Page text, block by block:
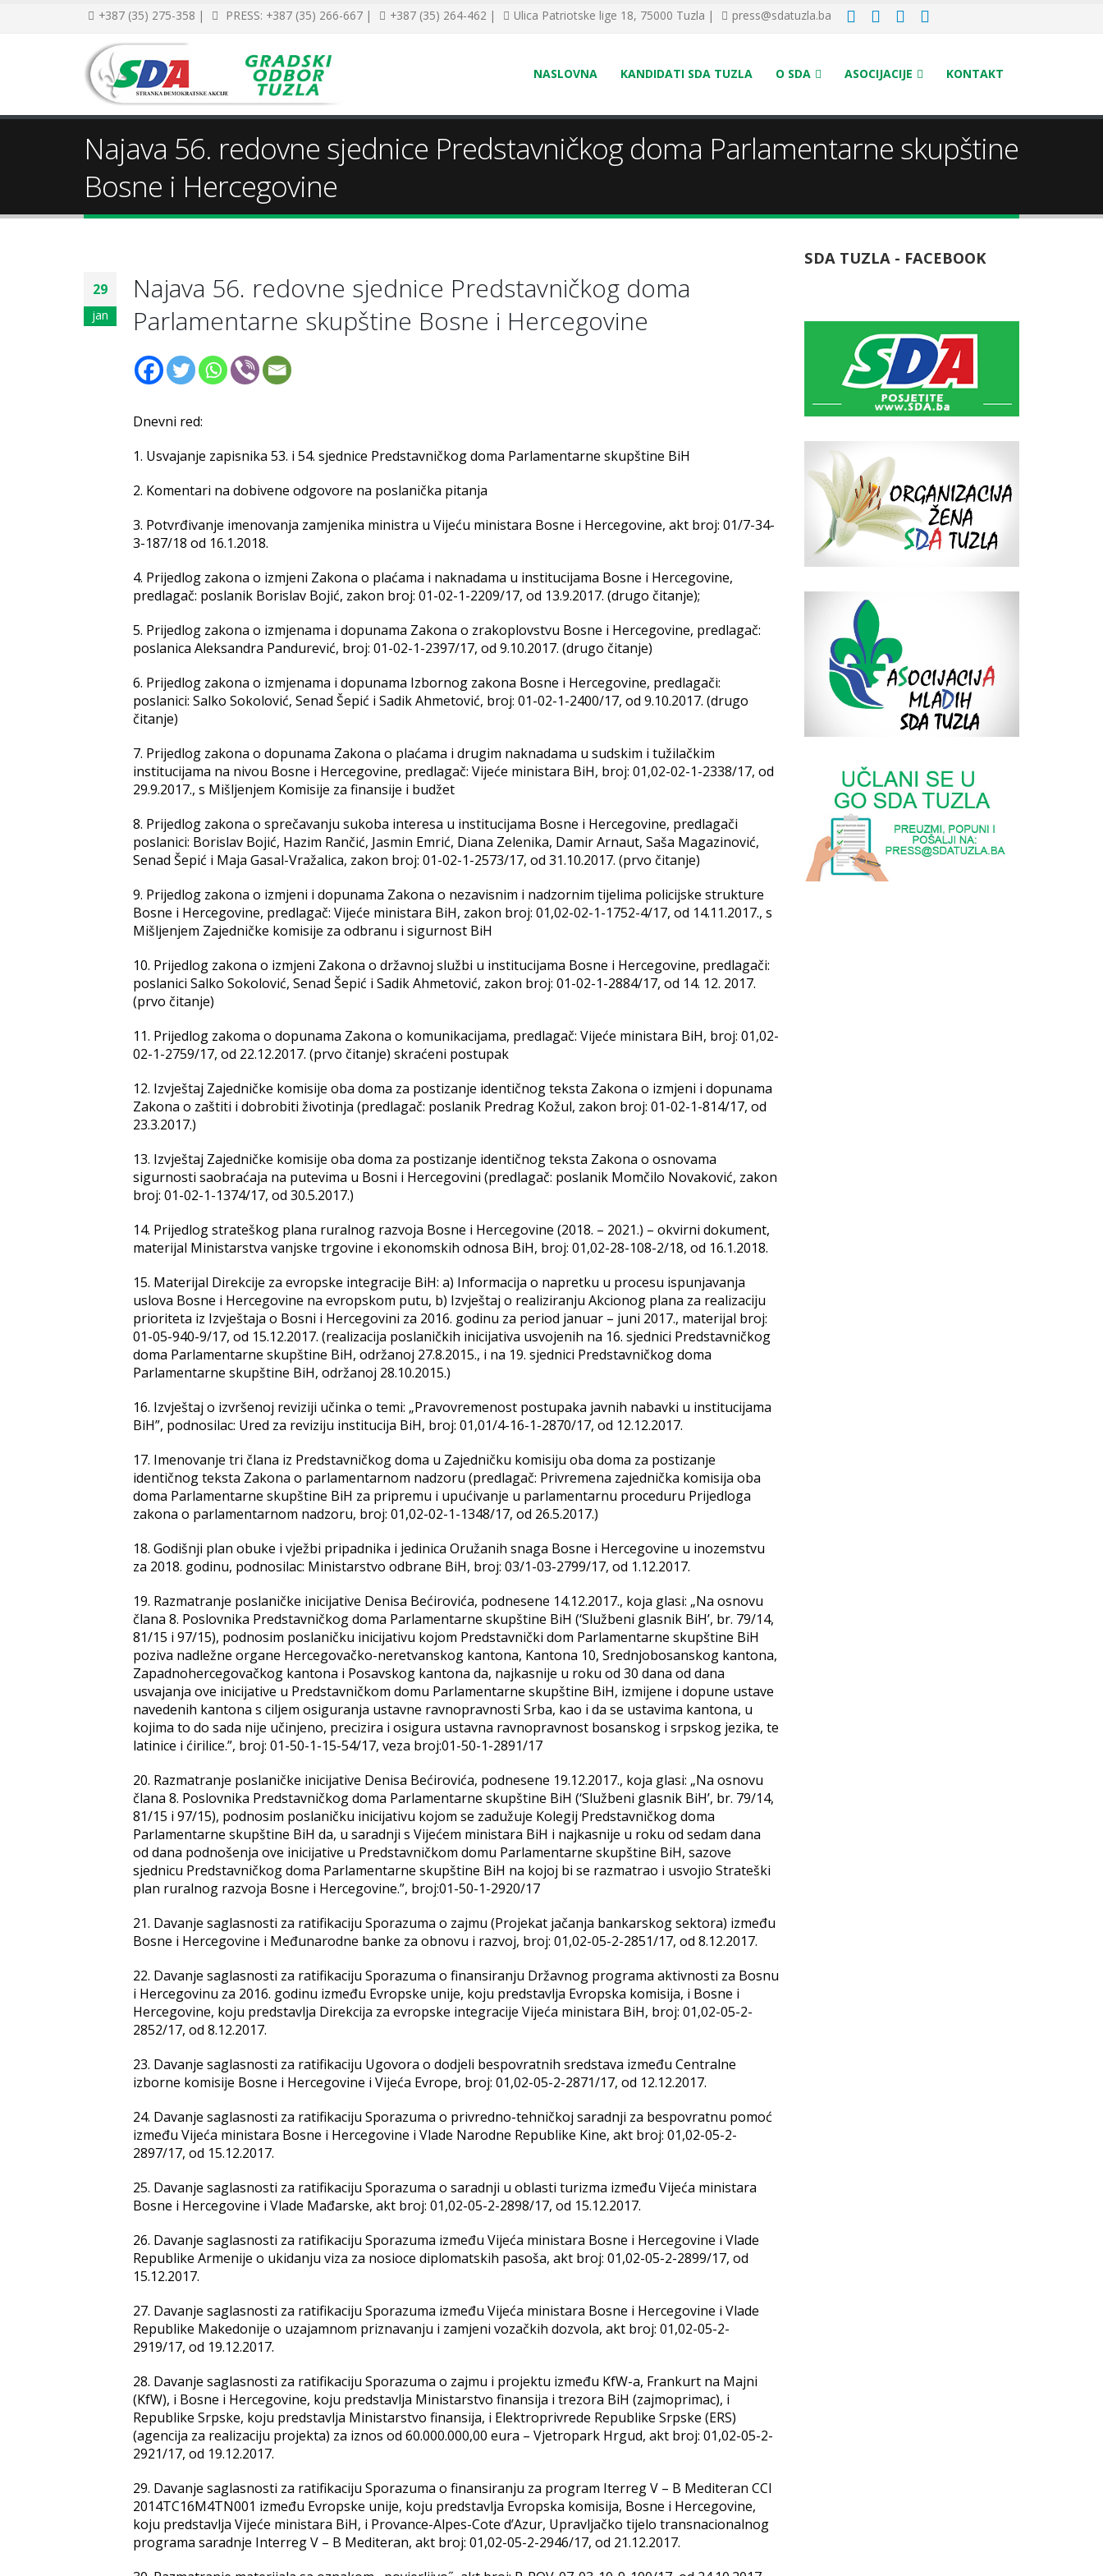
+387 (35) 275-358 | PRESS: +387 (35) 266-667 | +387 (35) 264-462 | Ulica Patriotske lige 18, 75000 Tuzla | press@sdatuzla.ba
NASLOVNA KANDIDATI SDA TUZLA O SDA ASOCIJACIJE KONTAKT
Najava 56. redovne sjednice Predstavničkog doma Parlamentarne skupštine
Bosne i Hercegovine
29
jan
Najava 56. redovne sjednice Predstavničkog doma
Parlamentarne skupštine Bosne i Hercegovine
Dnevni red:
1. Usvajanje zapisnika 53. i 54. sjednice Predstavničkog doma Parlamentarne skupštine BiH
2. Komentari na dobivene odgovore na poslanička pitanja
3. Potvrđivanje imenovanja zamjenika ministra u Vijeću ministara Bosne i Hercegovine, akt broj: 01/7-34-
3-187/18 od 16.1.2018.
4. Prijedlog zakona o izmjeni Zakona o plaćama i naknadama u institucijama Bosne i Hercegovine,
predlagač: poslanik Borislav Bojić, zakon broj: 01-02-1-2209/17, od 13.9.2017. (drugo čitanje);
5. Prijedlog zakona o izmjenama i dopunama Zakona o zrakoplovstvu Bosne i Hercegovine, predlagač:
poslanica Aleksandra Pandurević, broj: 01-02-1-2397/17, od 9.10.2017. (drugo čitanje)
6. Prijedlog zakona o izmjenama i dopunama Izbornog zakona Bosne i Hercegovine, predlagači:
poslanici: Salko Sokolović, Senad Šepić i Sadik Ahmetović, broj: 01-02-1-2400/17, od 9.10.2017. (drugo
čitanje)
7. Prijedlog zakona o dopunama Zakona o plaćama i drugim naknadama u sudskim i tužilačkim
institucijama na nivou Bosne i Hercegovine, predlagač: Vijeće ministara BiH, broj: 01,02-02-1-2338/17, od
29.9.2017., s Mišljenjem Komisije za finansije i budžet
8. Priјеdlоg zаkоnа о sprеčаvаnju sukоbа intеrеsа u instituciјаmа Bоsnе i Hеrcеgоvinе, prеdlаgаči
pоslаnici: Bоrislаv Bојić, Hаzim Rаnčić, Јаsmin Еmrić, Diаnа Zеlеnikа, Dаmir Аrnаut, Sаšа Маgаzinоvić,
Sеnаd Šеpić i Маја Gаsаl-Vrаžаlicа, zаkоn brој: 01-02-1-2573/17, оd 31.10.2017. (prvo čitanje)
9. Priјеdlоg zakona o izmjeni i dopunama Zakona o nezavisnim i nadzornim tijelima policijske strukture
Bosne i Hercegovine, predlagač: Vijeće ministara BiH, zakon broj: 01,02-02-1-1752-4/17, od 14.11.2017., s
Mišljenjem Zajedničke komisije za odbranu i sigurnost BiH
10. Prijedlog zakona o izmjeni Zakona o državnoj službi u institucijama Bosne i Hercegovine, predlagači:
poslanici Salko Sokolović, Senad Šepić i Sadik Ahmetović, zakon broj: 01-02-1-2884/17, od 14. 12. 2017.
(prvo čitanje)
11. Prijedlog zakoma o dopunama Zakona o komunikacijama, predlagač: Vijeće ministara BiH, broj: 01,02-
02-1-2759/17, od 22.12.2017. (prvo čitanje) skraćeni postupak
12. Izvještaj Zajedničke komisije oba doma za postizanje identičnog teksta Zakona o izmjeni i dopunama
Zakona o zaštiti i dobrobiti životinja (predlagač: poslanik Predrag Kožul, zakon broj: 01-02-1-814/17, od
23.3.2017.)
13. Izvještaj Zajedničke komisije oba doma za postizanje identičnog teksta Zakona o osnovama
sigurnosti saobraćaja na putevima u Bosni i Hercegovini (predlagač: poslanik Momčilo Novaković, zakon
broj: 01-02-1-1374/17, od 30.5.2017.)
14. Prijedlog strateškog plana ruralnog razvoja Bosne i Hercegovine (2018. – 2021.) – okvirni dokument,
materijal Ministarstva vanjske trgovine i ekonomskih odnosa BiH, broj: 01,02-28-108-2/18, od 16.1.2018.
15. Materijal Direkcije za evropske integracije BiH: a) Informacija o napretku u procesu ispunjavanja
uslova Bosne i Hercegovine na evropskom putu, b) Izvještaj o realiziranju Akcionog plana za realizaciju
prioriteta iz Izvještaja o Bosni i Hercegovini za 2016. godinu za period januar – juni 2017., materijal broj:
01-05-940-9/17, od 15.12.2017. (realizacija poslaničkih inicijativa usvojenih na 16. sjednici Predstavničkog
doma Parlamentarne skupštine BiH, održanoj 27.8.2015., i na 19. sjednici Predstavničkog doma
Parlamentarne skupštine BiH, održanoj 28.10.2015.)
16. Izvještaj o izvršenoj reviziji učinka o temi: „Pravovremenost postupaka javnih nabavki u institucijama
BiH”, podnosilac: Ured za reviziju institucija BiH, broj: 01,01/4-16-1-2870/17, od 12.12.2017.
17. Imenovanje tri člana iz Predstavničkog doma u Zajedničku komisiju oba doma za postizanje
identičnog teksta Zakona o parlamentarnom nadzoru (predlagač: Privremena zajednička komisija oba
doma Parlamentarne skupštine BiH za pripremu i upućivanje u parlamentarnu proceduru Prijedloga
zakona o parlamentarnom nadzoru, broj: 01,02-02-1-1348/17, od 26.5.2017.)
18. Godišnji plan obuke i vježbi pripadnika i jedinica Oružanih snaga Bosne i Hercegovine u inozemstvu
za 2018. godinu, podnosilac: Ministarstvo odbrane BiH, broj: 03/1-03-2799/17, od 1.12.2017.
19. Razmatranje poslaničke inicijative Denisa Bećirovića, podnesene 14.12.2017., koja glasi: „Na osnovu
člana 8. Poslovnika Predstavničkog doma Parlamentarne skupštine BiH (‘Službeni glasnik BiH’, br. 79/14,
81/15 i 97/15), podnosim poslaničku inicijativu kojom Predstavnički dom Parlamentarne skupštine BiH
poziva nadležne organe Hercegovačko-neretvanskog kantona, Kantona 10, Srednjobosanskog kantona,
Zapadnohercegovačkog kantona i Posavskog kantona da, najkasnije u roku od 30 dana od dana
usvajanja ove inicijative u Predstavničkom domu Parlamentarne skupštine BiH, izmijene i dopune ustave
navedenih kantona s ciljem osiguranja ustavne ravnopravnosti Srba, kao i da se ustavima kantona, u
kojima to do sada nije učinjeno, precizira i osigura ustavna ravnopravnost bosanskog i srpskog jezika, te
latinice i ćirilice.”, broj: 01-50-1-15-54/17, veza broj:01-50-1-2891/17
20. Razmatranje poslaničke inicijative Denisa Bećirovića, podnesene 19.12.2017., koja glasi: „Na osnovu
člana 8. Poslovnika Predstavničkog doma Parlamentarne skupštine BiH (‘Službeni glasnik BiH’, br. 79/14,
81/15 i 97/15), podnosim poslaničku inicijativu kojom se zadužuje Kolegij Predstavničkog doma
Parlamentarne skupštine BiH da, u saradnji s Vijećem ministara BiH i najkasnije u roku od sedam dana
od dana podnošenja ove inicijative u Predstavničkom domu Parlamentarne skupštine BiH, sazove
sjednicu Predstavničkog doma Parlamentarne skupštine BiH na kojoj bi se razmatrao i usvojio Strateški
plan ruralnog razvoja Bosne i Hercegovine.”, broj:01-50-1-2920/17
21. Davanje saglasnosti za ratifikaciju Sporazuma o zajmu (Projekat jačanja bankarskog sektora) između
Bosne i Hercegovine i Međunarodne banke za obnovu i razvoj, broj: 01,02-05-2-2851/17, od 8.12.2017.
22. Davanje saglasnosti za ratifikaciju Sporazuma o finansiranju Državnog programa aktivnosti za Bosnu
i Hercegovinu za 2016. godinu između Evropske unije, koju predstavlja Evropska komisija, i Bosne i
Hercegovine, koju predstavlja Direkcija za evropske integracije Vijeća ministara BiH, broj: 01,02-05-2-
2852/17, od 8.12.2017.
23. Davanje saglasnosti za ratifikaciju Ugovora o dodjeli bespovratnih sredstava između Centralne
izborne komisije Bosne i Hercegovine i Vijeća Evrope, broj: 01,02-05-2-2871/17, od 12.12.2017.
24. Davanje saglasnosti za ratifikaciju Sporazuma o privredno-tehničkoj saradnji za bespovratnu pomoć
između Vijeća ministara Bosne i Hercegovine i Vlade Narodne Republike Kine, akt broj: 01,02-05-2-
2897/17, od 15.12.2017.
25. Davanje saglasnosti za ratifikaciju Sporazuma o saradnji u oblasti turizma između Vijeća ministara
Bosne i Hercegovine i Vlade Mađarske, akt broj: 01,02-05-2-2898/17, od 15.12.2017.
26. Davanje saglasnosti za ratifikaciju Sporazuma između Vijeća ministara Bosne i Hercegovine i Vlade
Republike Armenije o ukidanju viza za nosioce diplomatskih pasoša, akt broj: 01,02-05-2-2899/17, od
15.12.2017.
27. Davanje saglasnosti za ratifikaciju Sporazuma između Vijeća ministara Bosne i Hercegovine i Vlade
Republike Makedonije o uzajamnom priznavanju i zamjeni vozačkih dozvola, akt broj: 01,02-05-2-
2919/17, od 19.12.2017.
28. Davanje saglasnosti za ratifikaciju Sporazuma o zajmu i projektu između KfW-a, Frankurt na Majni
(KfW), i Bosne i Hercegovine, koju predstavlja Ministarstvo finansija i trezora BiH (zajmoprimac), i
Republike Srpske, koju predstavlja Ministarstvo finansija, i Elektroprivrede Republike Srpske (ERS)
(agencija za realizaciju projekta) za iznos od 60.000.000,00 eura – Vjetropark Hrgud, akt broj: 01,02-05-2-
2921/17, od 19.12.2017.
29. Davanje saglasnosti za ratifikaciju Sporazuma o finansiranju za program Iterreg V – B Mediteran CCI
2014TC16M4TN001 između Evropske unije, koju predstavlja Evropska komisija, Bosne i Hercegovine,
koju predstavlja Vijeće ministara BiH, i Provance-Alpes-Cote d’Azur, Upravljačko tijelo transnacionalnog
programa saradnje Interreg V – B Mediteran, akt broj: 01,02-05-2-2946/17, od 21.12.2017.
SDA TUZLA - FACEBOOK